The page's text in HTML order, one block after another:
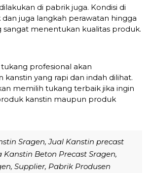
di pabrik juga. Kondisi di
juga langkah perawatan hingga
sangat menentukan kualitas produk.
profesional akan
kanstin yang rapi dan indah dilihat.
memilih tukang terbaik jika ingin
kanstin maupun produk
Sragen, Jual Kanstin precast
Kanstin Beton Precast Sragen,
Supplier, Pabrik Produsen